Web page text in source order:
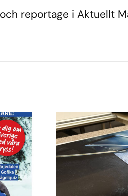
reportage i Aktuellt